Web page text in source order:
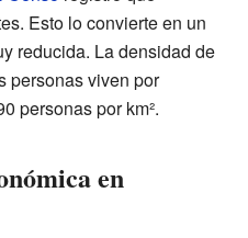
Esto lo convierte en un
reducida. La densidad de
personas viven por
personas por km².
en